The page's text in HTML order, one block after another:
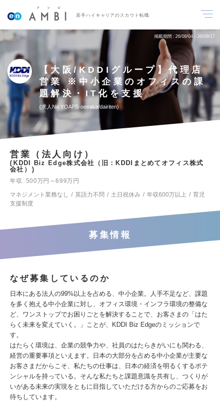
若手ハイキャリアのスカウト転職
掲載期間 26/08/04～26/08/17
【大阪/KDDIグループ】代理店
営業 ※中小企業のオフィスの課
題解決・IT化を支援
求人No.YOAPS-oosaka/dairiten
営業（法人向け）
KDDI Biz Edge株式会社（旧：KDDIまとめてオフィス株式
会社）
年収
500万円～699万円
マネジメント業務なし
英語力不問 土日祝休み 年収600万以上
育児
支援制度
募集情報
なぜ募集しているのか
日本にある法人の99%以上を占める、中小企業。人手不足など、課題
を多く抱える中小企業に対し、オフィス環境・インフラ環境の整備な
ど、ワンストップでお困りごとを解決することで、お客さまの「はた
らく未来を変えていく。」ことが、KDDI Biz Edgeのミッションで
す。
はたらく環境は、企業の競争力や、社員のはたらきがいにも関わる、
経営の重要事項といえます。日本の大部分を占める中小企業が主要な
お客さまだからこそ、私たちの仕事は、日本の経済を明るくするポテ
ンシャルを持っている。そんな私たちと課題意識を共有し、つくりが
いがある未来の実現をともに目指していただける方からのご応募をお
待ちしています。